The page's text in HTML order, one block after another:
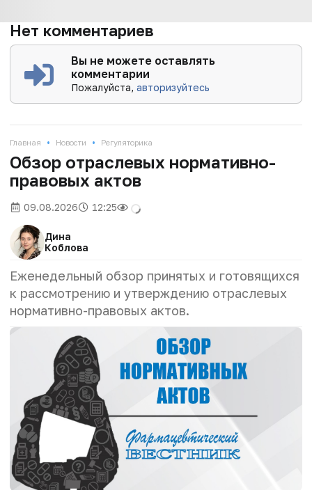
Нет комментариев
Вы не можете оставлять
комментарии
Пожалуйста,авторизуйтесь
Главная • Новости • Регуляторика
Обзор отраслевых нормативно-
правовых актов
09.08.2026 12:25
Дина
Коблова
Еженедельный обзор принятых и готовящихся
к рассмотрению и утверждению отраслевых
нормативно-правовых актов.